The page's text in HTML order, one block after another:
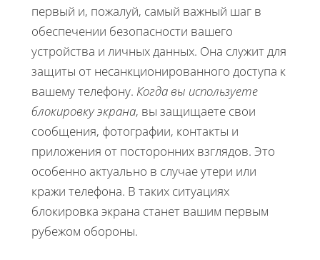
первый и, пожалуй, самый важный шаг в
обеспечении безопасности вашего
устройства и личных данных. Она служит для
защиты от несанкционированного доступа к
вашему телефону. Когда вы используете
блокировку экрана, вы защищаете свои
сообщения, фотографии, контакты и
приложения от посторонних взглядов. Это
особенно актуально в случае утери или
кражи телефона. В таких ситуациях
блокировка экрана станет вашим первым
рубежом обороны.